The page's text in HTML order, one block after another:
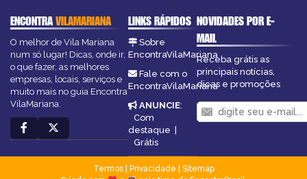
ENCONTRAVILAMARIANA
O melhor de Vila Mariana
num só lugar! Dicas, onde ir,
o que fazer, as melhores
empresas, locais, serviços e
muito mais no guia Encontra
VilaMariana.
LINKS RÁPIDOS
Sobre
EncontraVilaMariana
Fale com o
EncontraVilaMariana
ANUNCIE:
Com
destaque |
Grátis
NOVIDADES POR E-
MAIL
Receba grátis as
principais notícias,
dicas e promoções
Termos| Privacidade
Sitemap